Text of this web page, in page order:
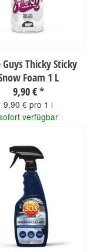
Guys Thicky Sticky
Foam 1 L
9,90 €*
9,90 € pro 1 l
verfügbar